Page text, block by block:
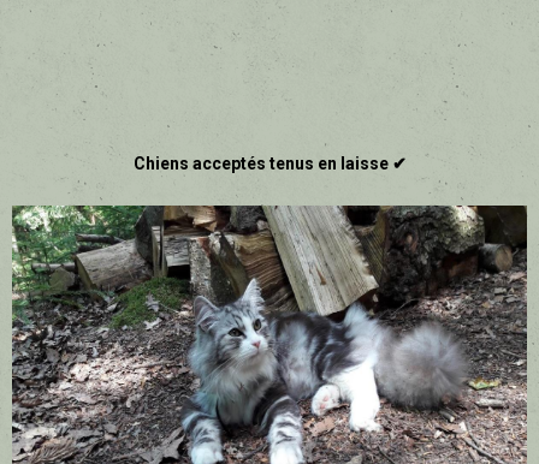
Chiens acceptés tenus en laisse ✔